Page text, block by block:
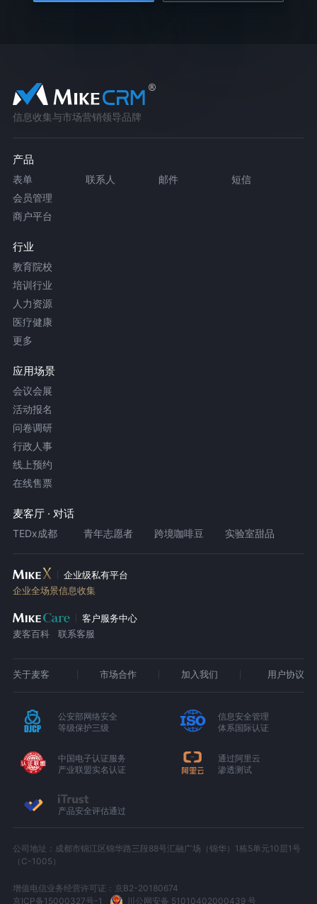
信息收集与市场营销领导品牌
产品
表单 联系人 邮件
短信
会员管理
商户平台
行业
教育院校
培训行业
人力资源
医疗健康
更多
应用场景
会议会展
活动报名
问卷调研
行政人事
线上预约
在线售票
麦客厅 · 对话
TEDx成都 青年志愿者 跨境咖啡豆 实验室甜品
企业级私有平台
企业全场景信息收集
客户服务中心
麦客百科
联系客服
关于麦客 市场合作 加入我们 用户协议
公安部网络安全
等级保护三级
信息安全管理
体系国际认证
中国电子认证服务
产业联盟实名认证
通过阿里云
渗透测试
产品安全评估通过
公司地址：成都市锦江区锦华路三段88号汇融广场（锦华）1栋5单元10层1号
（C-1005）
增值电信业务经营许可证：京B2-20180674
京ICP备15000327号-1
川公网安备 51010402000439 号